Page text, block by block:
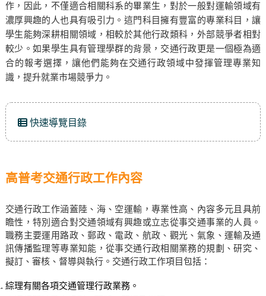
作，因此，不僅適合相關科系的畢業生，對於一般對運輸領域有
濃厚興趣的人也具有吸引力。這門科目擁有豐富的專業科目，讓
學生能夠深耕相關領域，相較於其他行政類科，外部競爭者相對
較少。如果學生具有管理學群的背景，交通行政更是一個極為適
合的報考選擇，讓他們能夠在交通行政領域中發揮管理專業知
識，提升就業市場競爭力。
快速導覽目錄
高普考交通行政工作內容
交通行政工作涵蓋陸、海、空運輸，專業性高、內容多元且具前
瞻性，特別適合對交通領域有興趣或立志從事交通事業的人員。
職務主要運用路政、郵政、電政、航政、觀光、氣象、運輸及通
訊傳播監理等專業知能，從事交通行政相關業務的規劃、研究、
擬訂、審核、督導與執行。交通行政工作項目包括：
綜理有關各項交通管理行政業務。